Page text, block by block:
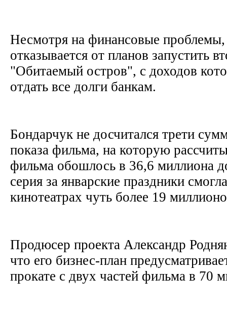
Несмотря на финансовые
отказывается от планов запустить
"Обитаемый остров", с доходов
отдать все долги банкам.
Бондарчук не досчитался трети
показа фильма, на которую
фильма обошлось в 36,6 миллиона
серия за январские праздники
кинотеатрах чуть более 19
Продюсер проекта Александр
что его бизнес-план
прокате с двух частей фильма в 70